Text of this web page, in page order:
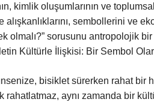
kimlik oluşumlarının ve
alışkanlıklarını, sembollerini ve
olmalı?” sorusunu antropolojik
Kültürle İlişkisi: Bir Sembol
bisiklet sürerken rahat bir
rahatlatmaz, aynı zamanda bir